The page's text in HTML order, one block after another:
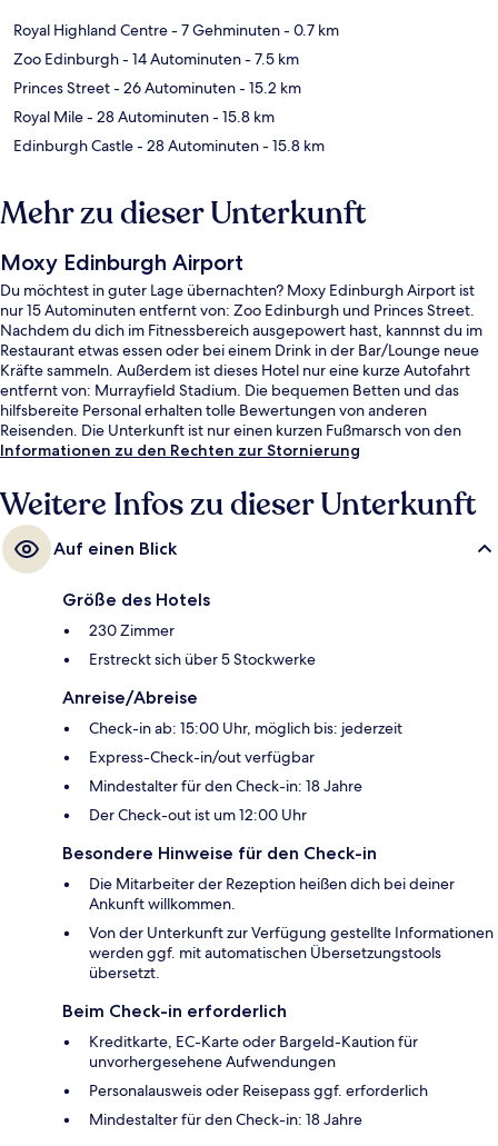
Royal Highland Centre- 7 Gehminuten- 0.7 km
Zoo Edinburgh- 14 Autominuten- 7.5 km
Princes Street- 26 Autominuten- 15.2 km
Royal Mile- 28 Autominuten- 15.8 km
Edinburgh Castle- 28 Autominuten- 15.8 km
Mehr zu dieser Unterkunft
Moxy Edinburgh Airport
Du möchtest in guter Lage übernachten? Moxy Edinburgh Airport ist
nur 15 Autominuten entfernt von: Zoo Edinburgh und Princes Street.
Nachdem du dich im Fitnessbereich ausgepowert hast, kannnst du im
Restaurant etwas essen oder bei einem Drink in der Bar/Lounge neue
Kräfte sammeln. Außerdem ist dieses Hotel nur eine kurze Autofahrt
entfernt von: Murrayfield Stadium. Die bequemen Betten und das
hilfsbereite Personal erhalten tolle Bewertungen von anderen
Reisenden. Die Unterkunft ist nur einen kurzen Fußmarsch von den
öffentlichen Verkehrsmitteln entfernt: Zur U-Bahn
Informationen zu den Rechten zur Stornierung
Weitere Infos zu dieser Unterkunft
Auf einen Blick
Größe des Hotels
230 Zimmer
Erstreckt sich über 5 Stockwerke
Anreise/Abreise
Check-in ab: 15:00 Uhr, möglich bis: jederzeit
Express-Check-in/out verfügbar
Mindestalter für den Check-in: 18 Jahre
Der Check-out ist um 12:00 Uhr
Besondere Hinweise für den Check-in
Die Mitarbeiter der Rezeption heißen dich bei deiner
Ankunft willkommen.
Von der Unterkunft zur Verfügung gestellte Informationen
werden ggf. mit automatischen Übersetzungstools
übersetzt.
Beim Check-in erforderlich
Kreditkarte, EC-Karte oder Bargeld-Kaution für
unvorhergesehene Aufwendungen
Personalausweis oder Reisepass ggf. erforderlich
Mindestalter für den Check-in: 18 Jahre